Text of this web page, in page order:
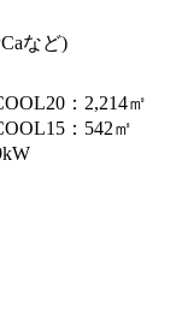
など)
：2,214㎡
542㎡